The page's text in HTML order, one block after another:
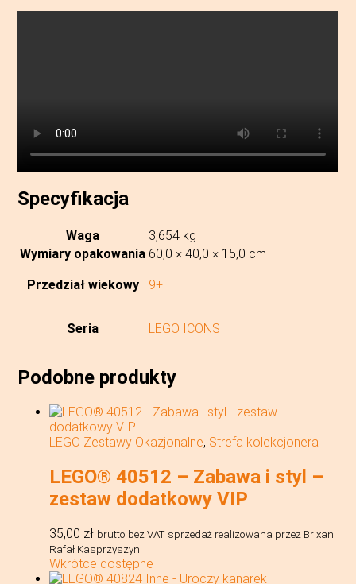
Specyfikacja
Waga
3,654 kg
Wymiary opakowania 60,0 × 40,0 × 15,0 cm
Przedział wiekowy 9+
Seria LEGO ICONS
Podobne produkty
LEGO Zestawy Okazjonalne, Strefa kolekcjonera
LEGO® 40512 – Zabawa i styl –
zestaw dodatkowy VIP
35,00 zł brutto bez VAT sprzedaż realizowana przez Brixani
Rafał Kasprzyszyn
Wkrótce dostępne